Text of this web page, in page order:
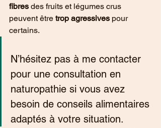
fibres des fruits et légumes crus
peuvent être trop agressives pour
certains.
N’hésitez pas à me contacter
pour une consultation en
naturopathie si vous avez
besoin de conseils alimentaires
adaptés à votre situation.